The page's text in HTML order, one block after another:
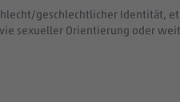
geschlechtlicher Identität,
sexueller Orientierung oder